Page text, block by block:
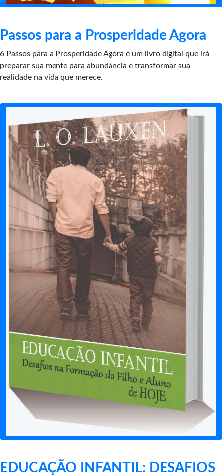
Passos para a Prosperidade Agora
6 Passos para a Prosperidade Agora é um livro digital que irá
preparar sua mente para abundância e transformar sua
realidade na vida que merece.
EDUCAÇÃO INFANTIL: DESAFIOS